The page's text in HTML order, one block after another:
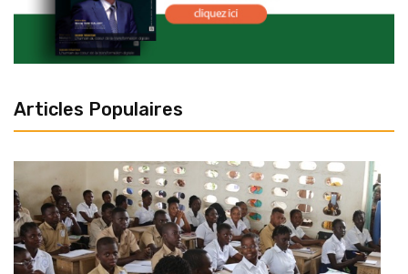
Articles Populaires